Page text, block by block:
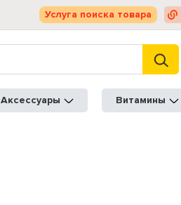
Услуга поиска товара
Аксессуары Витамины